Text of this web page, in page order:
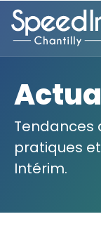
Tendances
pratiques
Intérim.